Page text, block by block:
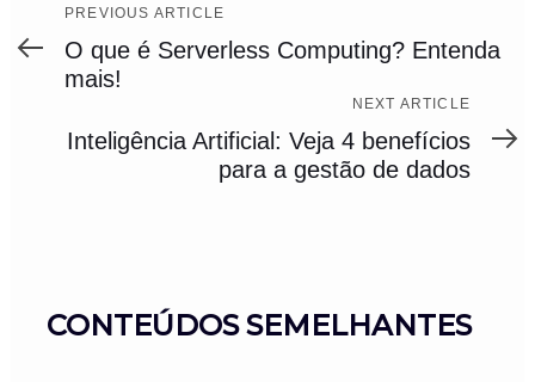
Previous
Article
PREVIOUS ARTICLE
O que é Serverless Computing? Entenda
mais!
Article
NEXT ARTICLE
Inteligência Artificial: Veja 4 benefícios
para a gestão de dados
CONTEÚDOS SEMELHANTES